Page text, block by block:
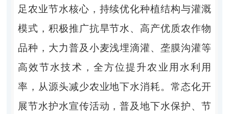
足农业节水核心，持续优化种植结构与灌溉
模式，积极推广抗旱节水、高产优质农作物
品种，大力普及小麦浅埋滴灌、垄膜沟灌等
高效节水技术，全方位提升农业用水利用
率，从源头减少农业地下水消耗。常态化开
展节水护水宣传活动，普及地下水保护、节